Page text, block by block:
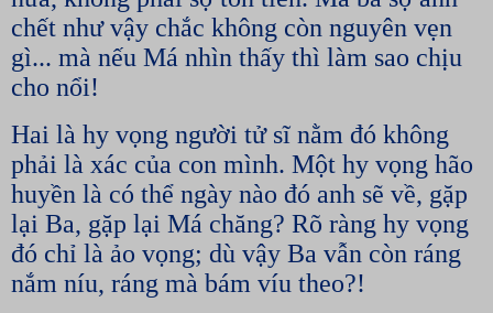
chết như vậy chắc không còn nguyên vẹn
gì... mà nếu Má nhìn thấy thì làm sao chịu
cho nổi!
Hai là hy vọng người tử sĩ nằm đó không
phải là xác của con mình. Một hy vọng hão
huyền là có thể ngày nào đó anh sẽ về, gặp
lại Ba, gặp lại Má chăng? Rõ ràng hy vọng
đó chỉ là ảo vọng; dù vậy Ba vẫn còn ráng
nắm níu, ráng mà bám víu theo?!